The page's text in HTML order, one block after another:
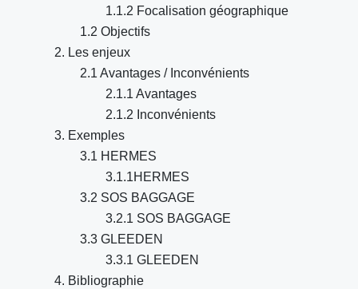
1.1.2 Focalisation géographique
1.2 Objectifs
2. Les enjeux
2.1 Avantages / Inconvénients
2.1.1 Avantages
2.1.2 Inconvénients
3. Exemples
3.1 HERMES
3.1.1HERMES
3.2 SOS BAGGAGE
3.2.1 SOS BAGGAGE
3.3 GLEEDEN
3.3.1 GLEEDEN
4. Bibliographie